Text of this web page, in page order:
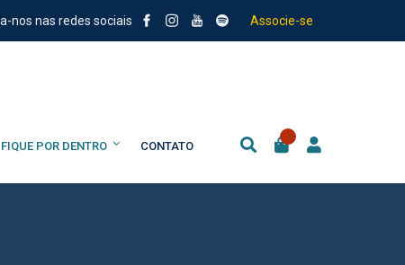
nos nas redes sociais Associe-se
FIQUE POR DENTRO CONTATO